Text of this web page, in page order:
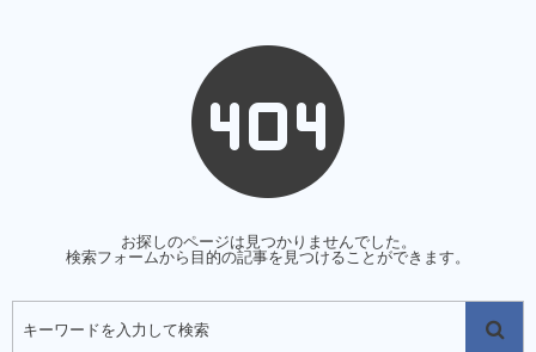
お探しのページは見つかりませんでした。
検索フォームから目的の記事を見つけることができます。